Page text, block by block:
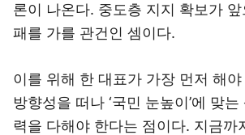
론이 나온다. 중도층 지지 확보가
패를 가를 관건인 셈이다.
이를 위해 한 대표가 가장 먼저 해
방향성을 떠나 ‘국민 눈높이’에 맞
력을 다해야 한다는 점이다. 지금까